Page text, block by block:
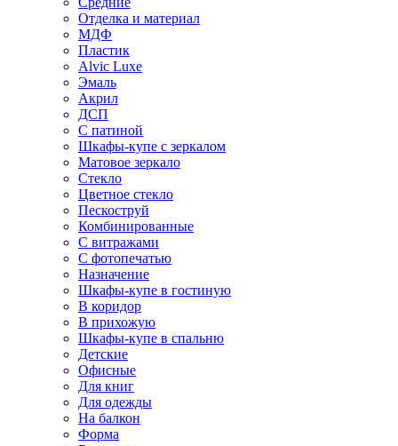
Отделка и материал
МДФ
Пластик
Alvic Luxe
Эмаль
Акрил
ДСП
С патиной
Шкафы-купе с зеркалом
Матовое зеркало
Стекло
Цветное стекло
Пескоструй
Комбинированные
С витражами
С фотопечатью
Назначение
Шкафы-купе в гостиную
В коридор
В прихожую
Шкафы-купе в спальню
Детские
Офисные
Для книг
Для одежды
На балкон
Форма